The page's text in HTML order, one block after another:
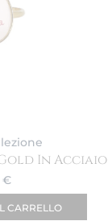
In Acciaio
€
CARRELLO